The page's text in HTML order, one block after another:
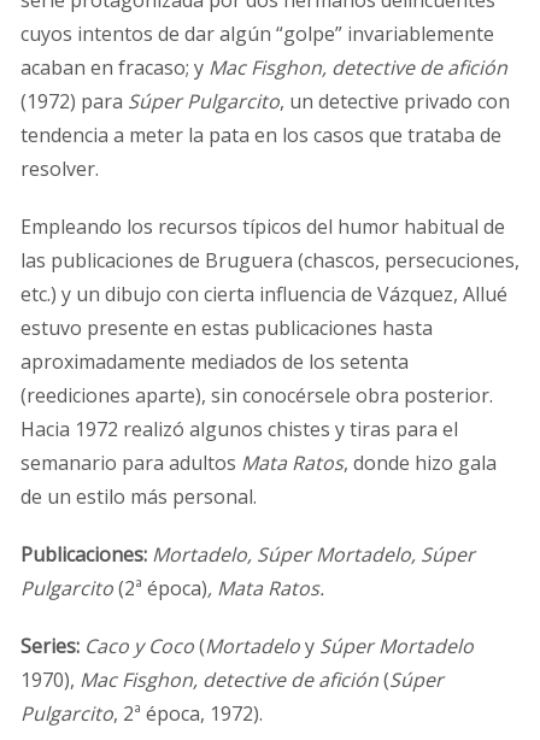
cuyos intentos de dar algún “golpe” invariablemente
acaban en fracaso; y Mac Fisghon, detective de afición
(1972) para Súper Pulgarcito, un detective privado con
tendencia a meter la pata en los casos que trataba de
resolver.
Empleando los recursos típicos del humor habitual de
las publicaciones de Bruguera (chascos, persecuciones,
etc.) y un dibujo con cierta influencia de Vázquez, Allué
estuvo presente en estas publicaciones hasta
aproximadamente mediados de los setenta
(reediciones aparte), sin conocérsele obra posterior.
Hacia 1972 realizó algunos chistes y tiras para el
semanario para adultos Mata Ratos, donde hizo gala
de un estilo más personal.
Publicaciones: Mortadelo, Súper Mortadelo, Súper
Pulgarcito(2ª época), Mata Ratos.
Series: Caco y Coco(MortadeloySúper Mortadelo
1970), Mac Fisghon, detective de afición(Súper
Pulgarcito, 2ª época, 1972).